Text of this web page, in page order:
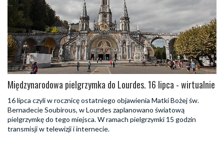
Międzynarodowa pielgrzymka do Lourdes. 16 lipca - wirtualnie
16 lipca czyli w rocznicę ostatniego objawienia Matki Bożej św.
Bernadecie Soubirous, w Lourdes zaplanowano światową
pielgrzymkę do tego miejsca. W ramach pielgrzymki 15 godzin
transmisji w telewizji i internecie.